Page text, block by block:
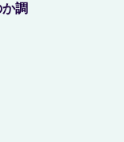
調